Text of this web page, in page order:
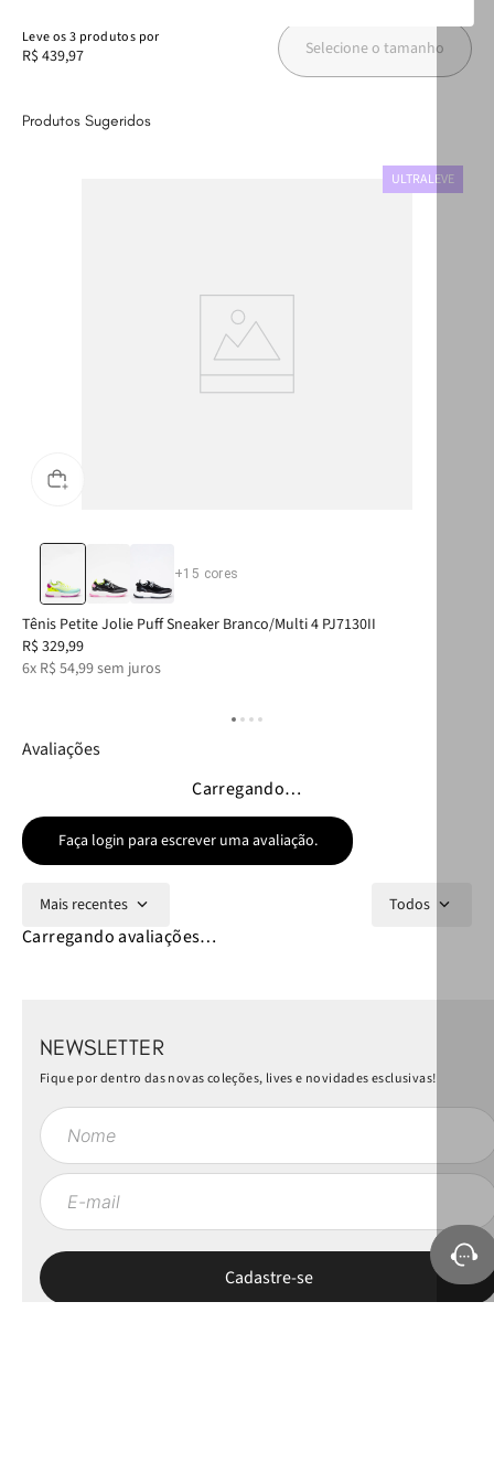
Leveos3 produtos por
R$ 439,97 Selecione o tamanho
Produtos Sugeridos
+15 cores
Tênis Petite Jolie Puff Sneaker Branco/Multi 4 PJ7130II
R$ 329,99
6x R$ 54,99sem juros
ULTRALEVE
Avaliações
Carregando…
Faça login para escrever uma avaliação.
Mais recentes Todos
Carregando avaliações…
NEWSLETTER
Fique por dentro das novas coleções, lives e novidades esclusivas!